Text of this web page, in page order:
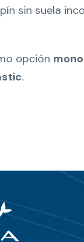
sin suela
opción
.